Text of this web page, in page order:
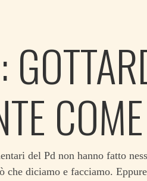
del Pd non hanno fatto
che diciamo e facciamo.